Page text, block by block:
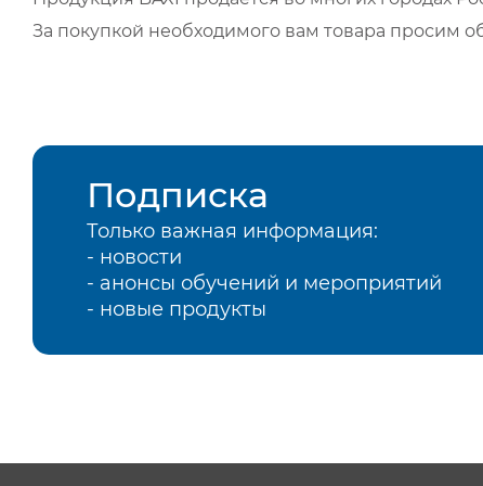
За покупкой необходимого вам товара
Подписка
Только важная информация:
- новости
- анонсы обучений и мероприятий
- новые продукты